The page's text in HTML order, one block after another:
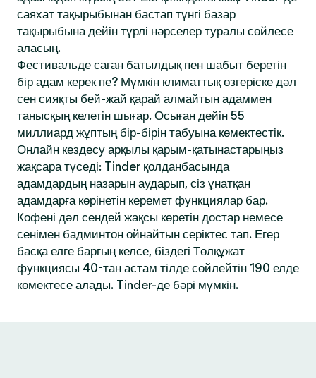
саяхат тақырыбынан бастап түнгі базар
тақырыбына дейін түрлі нәрселер туралы сөйлесе
аласың.
Фестивальде саған батылдық пен шабыт беретін
бір адам керек пе? Мүмкін климаттық өзгеріске дәл
сен сияқты бей-жай қарай алмайтын адаммен
танысқың келетін шығар. Осыған дейін 55
миллиард жұптың бір-бірін табуына көмектестік.
Онлайн кездесу арқылы қарым-қатынастарыңыз
жақсара түседі: Tinder қолданбасында
адамдардың назарын аударып, сіз ұнатқан
адамдарға көрінетін керемет функциялар бар.
Кофені дәл сендей жақсы көретін достар немесе
сенімен бадминтон ойнайтын серіктес тап. Егер
басқа елге барғың келсе, біздегі Төлқұжат
функциясы 40-тан астам тілде сөйлейтін 190 елде
көмектесе алады. Tinder-де бәрі мүмкін.